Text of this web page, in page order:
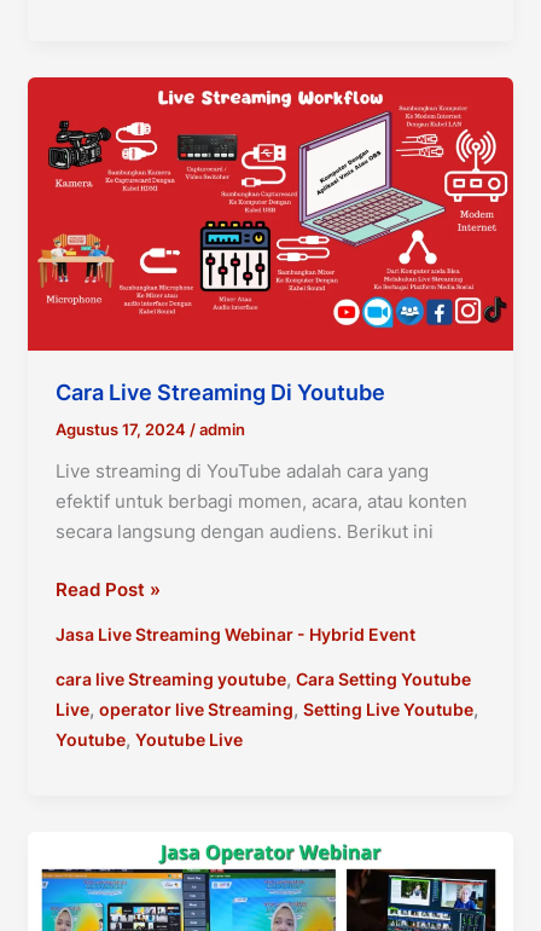
Cara Live Streaming Di Youtube
Agustus 17, 2024 /admin
Live streaming di YouTube adalah cara yang
efektif untuk berbagi momen, acara, atau konten
secara langsung dengan audiens. Berikut ini
Cara
Streaming
di
youtube
Read Post »
Jasa Live Streaming Webinar - Hybrid Event
cara live Streaming youtube, Cara Setting Youtube
Live, operator live Streaming, Setting Live Youtube,
Youtube, Youtube Live